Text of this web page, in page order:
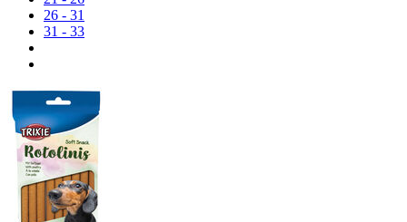
26 - 31
31 - 33